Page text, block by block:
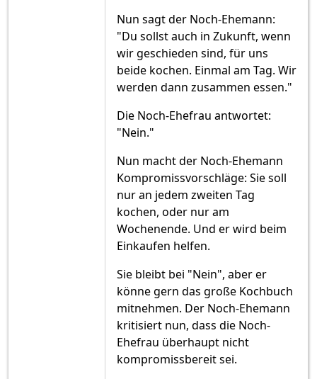
Nun sagt der Noch-Ehemann:
"Du sollst auch in Zukunft, wenn
wir geschieden sind, für uns
beide kochen. Einmal am Tag. Wir
werden dann zusammen essen."
Die Noch-Ehefrau antwortet:
"Nein."
Nun macht der Noch-Ehemann
Kompromissvorschläge: Sie soll
nur an jedem zweiten Tag
kochen, oder nur am
Wochenende. Und er wird beim
Einkaufen helfen.
Sie bleibt bei "Nein", aber er
könne gern das große Kochbuch
mitnehmen. Der Noch-Ehemann
kritisiert nun, dass die Noch-
Ehefrau überhaupt nicht
kompromissbereit sei.